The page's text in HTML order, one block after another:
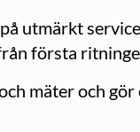
utmärkt
första
mäter och